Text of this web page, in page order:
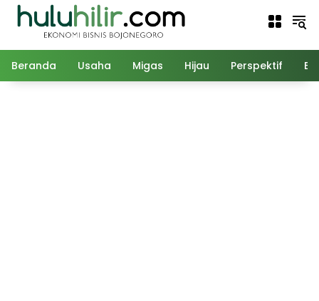
Langsung
Beranda Usaha Migas Hijau Perspektif